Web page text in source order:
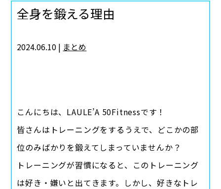
全身を鍛える理由
2024.06.10 | まとめ
こんにちは、LAULE’A 50Fitnessです！
皆さんはトレーニングをするうえで、どこかの部
位のみばかりを鍛えてしまっていませんか？
トレーニングが習慣になると、このトレーニング
は好き・嫌いと出てきます。しかし、好きなトレ